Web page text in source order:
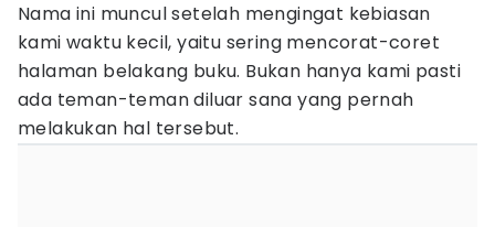
Nama ini muncul setelah mengingat kebiasan
kami waktu kecil, yaitu sering mencorat-coret
halaman belakang buku. Bukan hanya kami pasti
ada teman-teman diluar sana yang pernah
melakukan hal tersebut.